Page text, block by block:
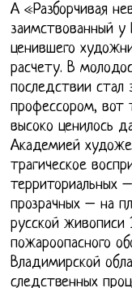
А «Разборчивая
заимствованный у
ценившего
расчету. В
последствии
профессором, вот
высоко ценилось
Академией
трагическое
территориальных
прозрачных – на
русской живописи
пожароопасного
Владимирской
следственных